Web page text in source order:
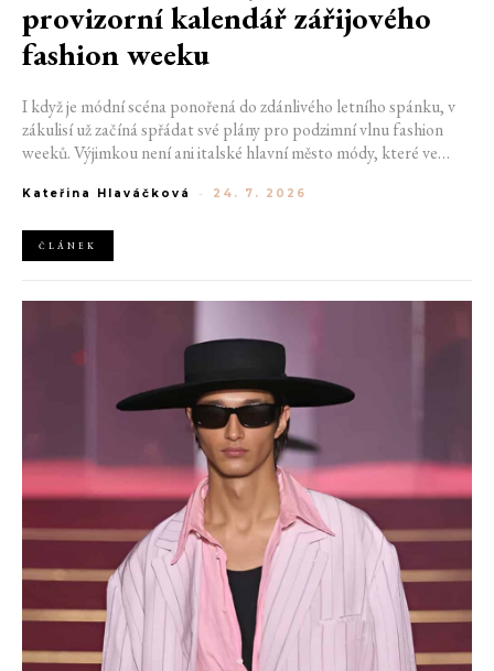
provizorní kalendář zářijového
fashion weeku
I když je módní scéna ponořená do zdánlivého letního spánku, v
zákulisí už začíná spřádat své plány pro podzimní vlnu fashion
weeků. Výjimkou není ani italské hlavní město módy, které ve
22. do 28. září přivítá tradiční jména, pozornost však zaměří
Moschino.
Kateřina Hlaváčková - 24. 7. 2026
ČLÁNEK